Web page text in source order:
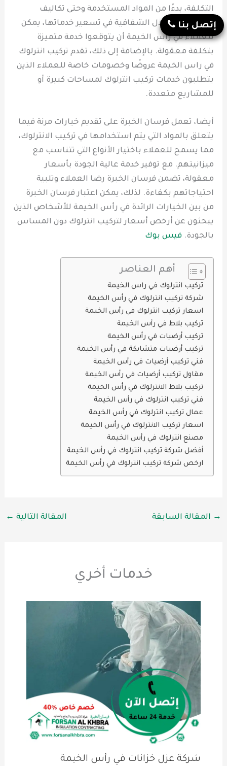
التكلفة، بدءًا من المواد المستخدمة وحتى تكاليف
العمالة. من خلال الشفافية في تسعير خدماتها، يمكن
للعملاء في رأس الخيمة أن يتوقعوا خدمة متميزة
بتكلفة معقولة. بالإضافة إلى ذلك، تقدم تركيب انترلوك
في راس الخيمة عروضًا وخصومات خاصة للعملاء الذين
يتطلبون خدمات تركيب انترلوك لمساحات كبيرة أو
للمشاريع متعددة.
أيضا، تعمل فرسان الخبرة على تقديم خيارات مرنة فيما
يتعلق بالمواد التي يتم استخدامها في تركيب الانترلوك،
مما يسمح للعملاء باختيار الأنواع التي تتناسب مع
ميزانيتهم. مع توفير خدمة عالية الجودة بأسعار
معقولة، تضمن فرسان الخبرة رضا العملاء وتلبية
احتياجاتهم بكفاءة. لذلك، يمكن اعتبار فرسان الخبرة
من بين الخيارات الرائدة في رأس الخيمة للأشخاص الذين
يبحثون عن أرخص أسعار لتركيب انترلوك دون المساس
بالجودة.فيس بوك
أهم العناصر
تركيب انترلوك في راس الخيمة
شركة تركيب انترلوك في رأس الخيمة
اسعار تركيب انترلوك في رأس الخيمة
تركيب بلاط في رأس الخيمة
تركيب أرضيات في رأس الخيمة
تركيب أرضيات متشابكة في رأس الخيمة
فني تركيب أرضيات في رأس الخيمة
مقاول تركيب أرضيات في رأس الخيمة
تركيب بلاط الانترلوك في رأس الخيمة
فني تركيب انترلوك في رأس الخيمة
عمال تركيب انترلوك في رأس الخيمة
اسعار تركيب الانترلوك في رأس الخيمة
مصنع انترلوك في رأس الخيمة
أفضل شركة تركيب انترلوك في رأس الخيمة
ارخص شركة تركيب انترلوك في رأس الخيمة
→ المقالة السابقة المقالة التالية ←
خدمات أخري
شركة عزل خزانات في رأس الخيمة
إتصل بنا